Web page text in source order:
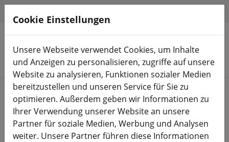
Produkte suchen
Start 3D Druck
Cookie Einstellungen
Unsere Webseite verwendet Cookies, um Inhalte
und Anzeigen zu personalisieren, zugriffe auf unsere
Website zu analysieren, Funktionen sozialer Medien
bereitzustellen und unseren Service für Sie zu
optimieren. Außerdem geben wir Informationen zu
Ihrer Verwendung unserer Website an unsere
Partner für soziale Medien, Werbung und Analysen
weiter. Unsere Partner führen diese Informationen